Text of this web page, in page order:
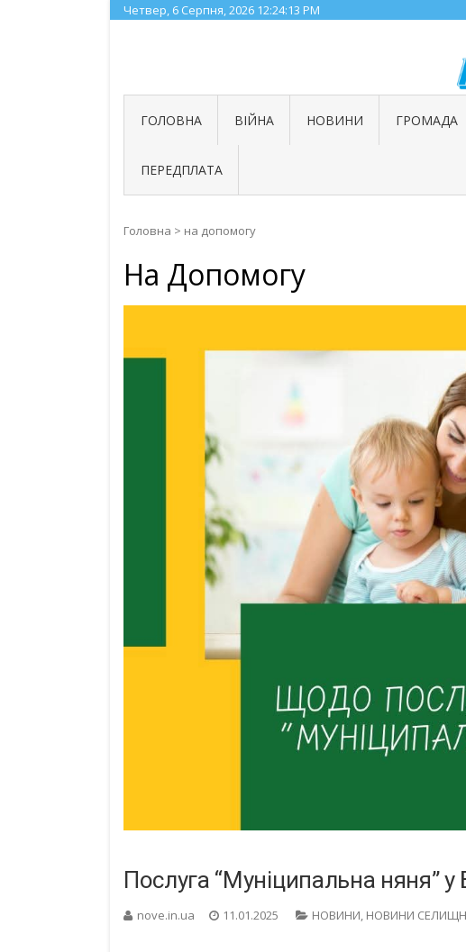
Skip
to
Четвер, 6 Серпня, 2026 12:24:14 PM
ГОЛОВНА ВІЙНА НОВИНИ ГРОМАДА
ПЕРЕДПЛАТА
Головна > на допомогу
На Допомогу
Послуга “Муніципальна няня” у
nove.in.ua 11.01.2025 НОВИНИ НОВИНИ